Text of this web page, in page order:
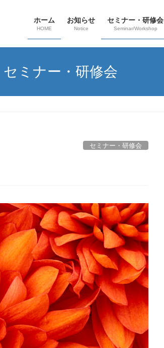
ホーム
HOME
お知らせ
Notice
セミナー・研修会
Seminar/Workshop
セミナー・研修会
セミナー・研修会